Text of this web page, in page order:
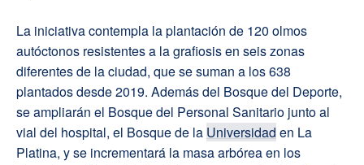
La iniciativa contempla la plantación de 120 olmos
autóctonos resistentes a la grafiosis en seis zonas
diferentes de la ciudad, que se suman a los 638
plantados desde 2019. Además del Bosque del Deporte,
se ampliarán el Bosque del Personal Sanitario junto al
vial del hospital, el Bosque de la Universidad en La
Platina, y se incrementará la masa arbórea en los